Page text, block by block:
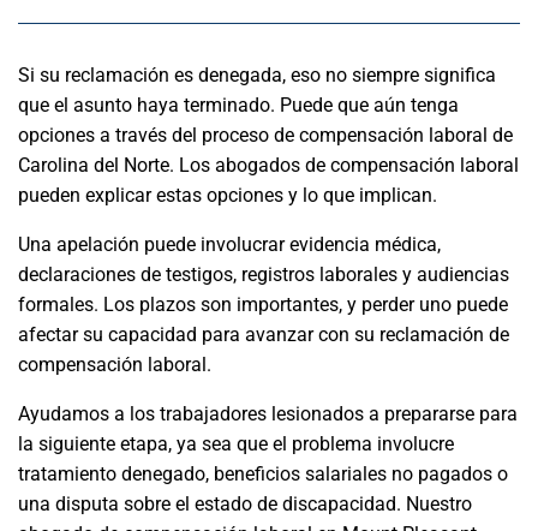
Si su reclamación es denegada, eso no siempre significa
que el asunto haya terminado. Puede que aún tenga
opciones a través del proceso de compensación laboral de
Carolina del Norte. Los abogados de compensación laboral
pueden explicar estas opciones y lo que implican.
Una apelación puede involucrar evidencia médica,
declaraciones de testigos, registros laborales y audiencias
formales. Los plazos son importantes, y perder uno puede
afectar su capacidad para avanzar con su reclamación de
compensación laboral.
Ayudamos a los trabajadores lesionados a prepararse para
la siguiente etapa, ya sea que el problema involucre
tratamiento denegado, beneficios salariales no pagados o
una disputa sobre el estado de discapacidad. Nuestro